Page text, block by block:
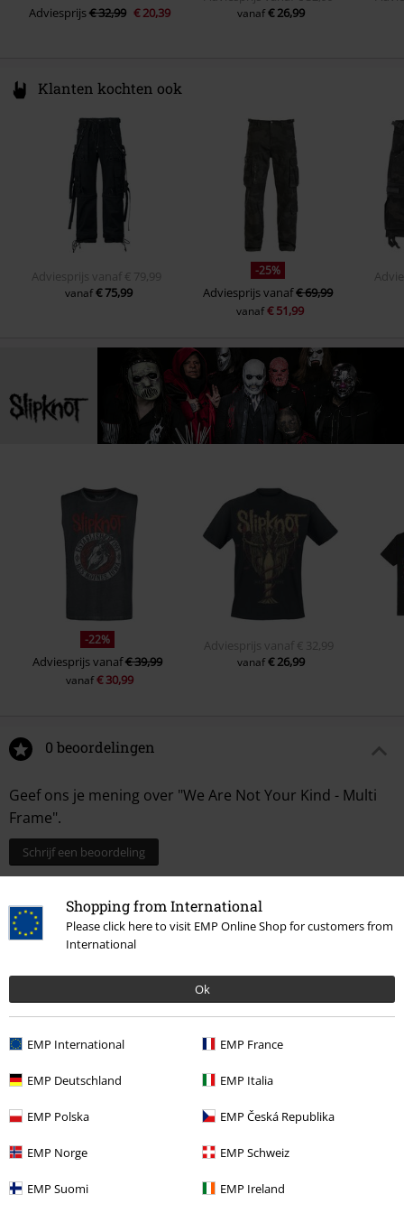
Shopping from International
Please click here to visit EMP Online Shop for customers from
International
Ok
EMP International EMP France
EMP Deutschland EMP Italia
EMP Polska EMP Česká Republika
EMP Norge EMP Schweiz
EMP Suomi EMP Ireland
Adviesprijs€ 32,99 € 20,39 vanaf€ 26,99
Klanten kochten ook
Adviesprijs vanaf € 79,99
vanaf€ 75,99
-25%
Adviesprijsvanaf€ 69,99
vanaf€ 51,99
-22%
Adviesprijsvanaf€ 39,99
vanaf€ 30,99
Adviesprijs vanaf € 32,99
vanaf€ 26,99
0 beoordelingen
Geef ons je mening over "We Are Not Your Kind - Multi
Frame".
Schrijf een beoordeling
Laatst bezocht